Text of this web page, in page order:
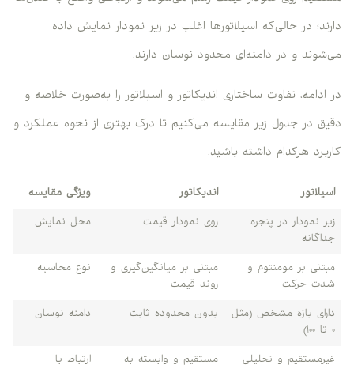
دارند؛ در حالی‌که اسیلاتورها اغلب در زیر نمودار نمایش داده
می‌شوند و در دامنه‌ای محدود نوسان دارند.
در ادامه، تفاوت ساختاری اندیکاتور و اسیلاتور را به‌صورت خلاصه و
دقیق در جدول زیر مقایسه می‌کنیم تا درک بهتری از نحوه عملکرد و
کاربرد هرکدام داشته باشید:
اسیلاتور اندیکاتور ویژگی مقایسه
زیر نمودار در پنجره
جداگانه
روی نمودار قیمت محل نمایش
مبتنی بر مومنتوم و
شدت حرکت
مبتنی بر میانگین‌گیری و
روند قیمت
نوع محاسبه
دارای بازه مشخص (مثل
۰ تا ۱۰۰)
بدون محدوده ثابت دامنه نوسان
غیرمستقیم و تحلیلی مستقیم و وابسته به ارتباط با